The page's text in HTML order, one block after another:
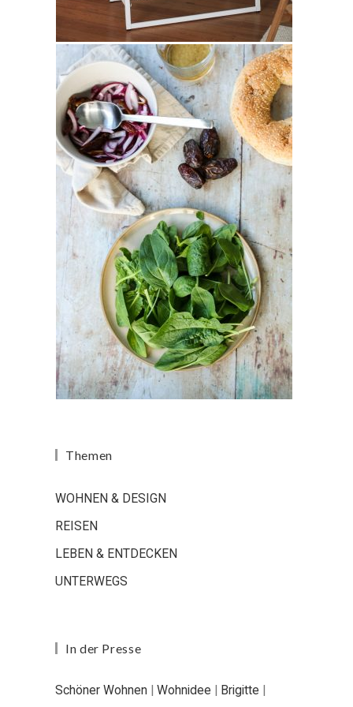
Themen
WOHNEN & DESIGN
REISEN
LEBEN & ENTDECKEN
UNTERWEGS
In der Presse
Schöner Wohnen | Wohnidee | Brigitte |